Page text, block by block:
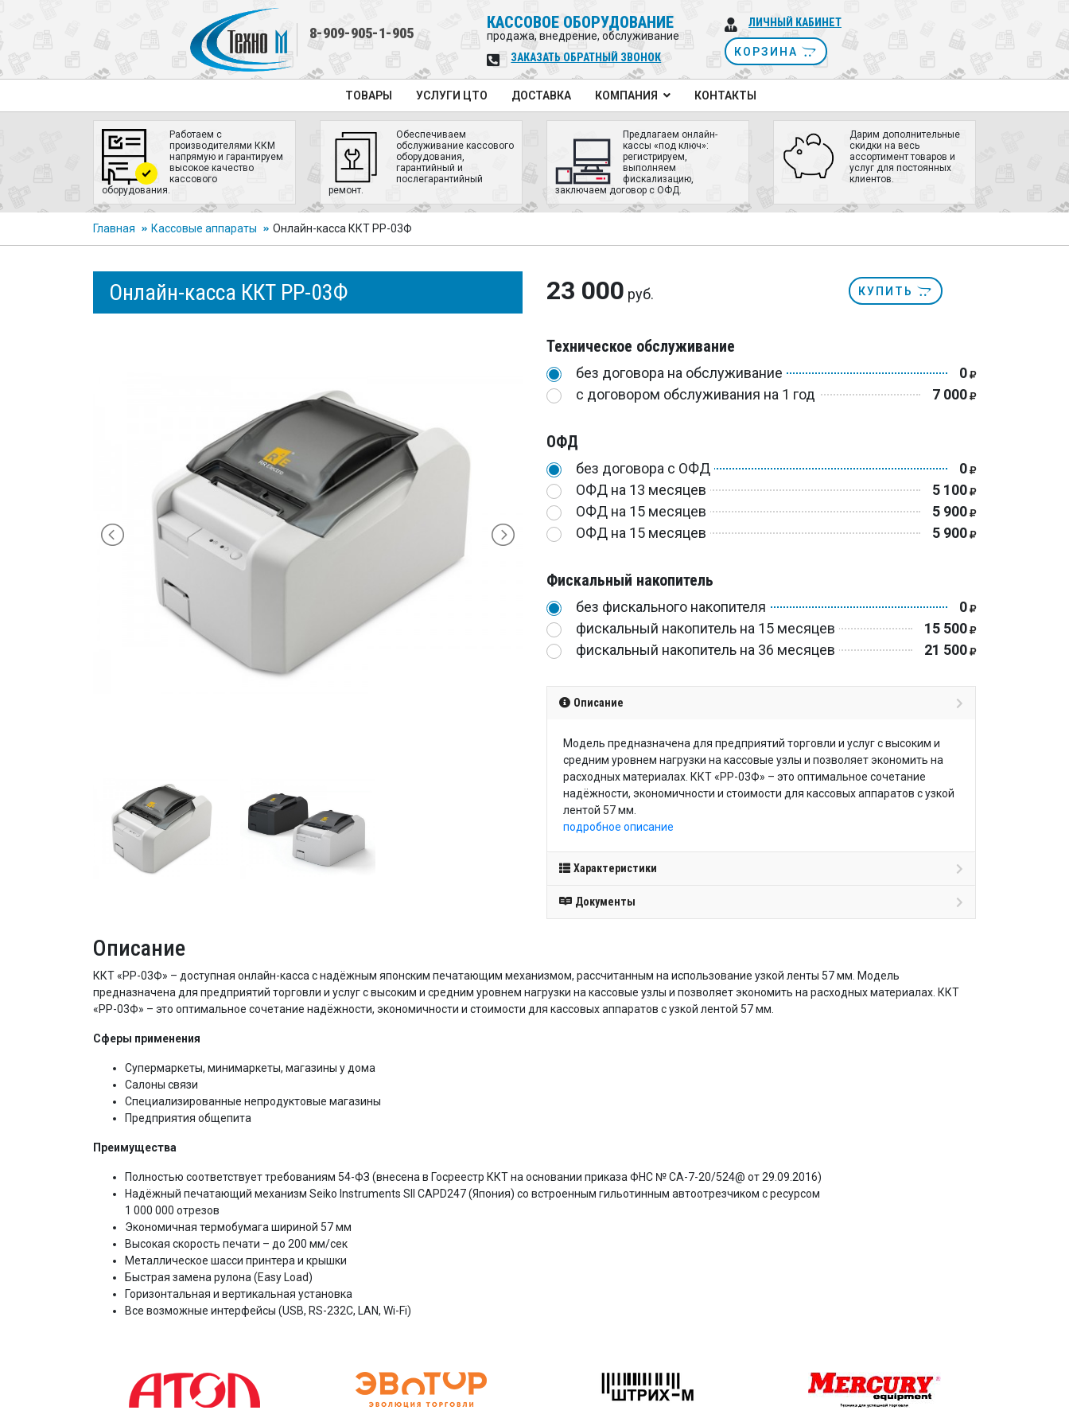
8-909-905-1-905
КАССОВОЕ ОБОРУДОВАНИЕ
продажа, внедрение, обслуживание
ЗАКАЗАТЬ ОБРАТНЫЙ ЗВОНОК
ЛИЧНЫЙ КАБИНЕТ
КОРЗИНА
ТОВАРЫ УСЛУГИ ЦТО ДОСТАВКА КОМПАНИЯ КОНТАКТЫ
Работаем с
производителями ККМ
напрямую и гарантируем
высокое качество
кассового
оборудования.
Обеспечиваем
обслуживание кассового
оборудования,
гарантийный и
послегарантийный
ремонт.
Предлагаем онлайн-
кассы «под ключ»:
регистрируем,
выполняем
фискализацию,
заключаем договор с ОФД.
Дарим дополнительные
скидки на весь
ассортимент товаров и
услуг для постоянных
клиентов.
Главная Кассовые аппараты Онлайн-касса ККТ РР-03Ф
Онлайн-касса ККТ РР-03Ф 23 000 руб. КУПИТЬ
Техническое обслуживание
без договора на обслуживание
0
с договором обслуживания на 1 год
7 000
ОФД
без договора с ОФД
0
ОФД на 13 месяцев
5 100
ОФД на 15 месяцев
5 900
ОФД на 15 месяцев
5 900
Фискальный накопитель
без фискального накопителя
0
фискальный накопитель на 15 месяцев
15 500
фискальный накопитель на 36 месяцев
21 500
Описание
Модель предназначена для предприятий торговли и услуг с высоким и
средним уровнем нагрузки на кассовые узлы и позволяет экономить на
расходных материалах. ККТ «РР-03Ф» – это оптимальное сочетание
надёжности, экономичности и стоимости для кассовых аппаратов с узкой
лентой 57 мм.
подробное описание
Характеристики
Документы
Описание
ККТ «РР-03Ф» – доступная онлайн-касса с надёжным японским печатающим механизмом, рассчитанным на использование узкой ленты 57 мм. Модель
предназначена для предприятий торговли и услуг с высоким и средним уровнем нагрузки на кассовые узлы и позволяет экономить на расходных материалах. ККТ
«РР-03Ф» – это оптимальное сочетание надёжности, экономичности и стоимости для кассовых аппаратов с узкой лентой 57 мм.
Сферы применения
Супермаркеты, минимаркеты, магазины у дома
Салоны связи
Специализированные непродуктовые магазины
Предприятия общепита
Преимущества
Полностью соответствует требованиям 54-ФЗ (внесена в Госреестр ККТ на основании приказа ФНС № СА-7-20/524@ от 29.09.2016)
Надёжный печатающий механизм Seiko Instruments SII CAPD247 (Япония) со встроенным гильотинным автоотрезчиком с ресурсом
1 000 000 отрезов
Экономичная термобумага шириной 57 мм
Высокая скорость печати – до 200 мм/сек
Металлическое шасси принтера и крышки
Быстрая замена рулона (Easy Load)
Горизонтальная и вертикальная установка
Все возможные интерфейсы (USB, RS-232C, LAN, Wi-Fi)